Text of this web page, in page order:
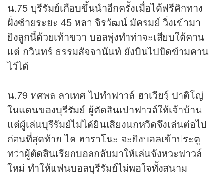
น.75 บุรีรัมย์เกือบขึ้นนำอีกครั้งเมื่อได้ฟรีคิกทาง
ฝั่งซ้ายระยะ 45 หลา จิรวัฒน์ มัครมย์ วิ่งเข้ามา
ยิงลูกนี้ด้วยเท้าขวา บอลพุ่งทำท่าจะเสียบใต้คาน
แต่ กวินทร์ ธรรมสัจจานันท์ ยังบินไปปัดข้ามคาน
ไว้ได้
น.79 ทศพล ลาเทศ ไปทำฟาวล์ ฮาเวียรฺ์ ปาติโญ่
ในแดนของบุรีรัมย์ ผู้ตัดสินเป่าฟาวล์ให้เจ้าบ้าน
แต่ผู้เล่นบุรีรัมย์ไม่ได้ยินเสียงนกหวีดจึงเล่นต่อไป
ก่อนที่สุดท้าย ไค ฮาราโนะ จะยิงบอลเข้าประตู
ทว่าผู้ตัดสินเรียกบอลกลับมาให้เล่นจังหวะฟาวล์
ใหม่ ทำให้แฟนบอลบุรีรัมย์ไม่พอใจทั้งสนาม